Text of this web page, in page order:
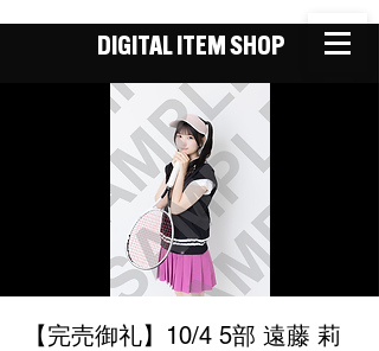
DIGITAL ITEM SHOP
【完売御礼】10/4 5部 遠藤 莉